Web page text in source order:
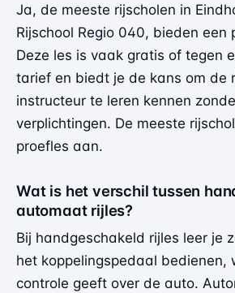
Ja, de meeste rijscholen in
Rijschool Regio 040, bieden een
Deze les is vaak gratis of tegen
tarief en biedt je de kans om de
instructeur te leren kennen
verplichtingen. De meeste
proefles aan.
Wat is het verschil tussen
automaat rijles?
Bij handgeschakeld rijles leer je
het koppelingspedaal bedienen,
controle geeft over de auto.